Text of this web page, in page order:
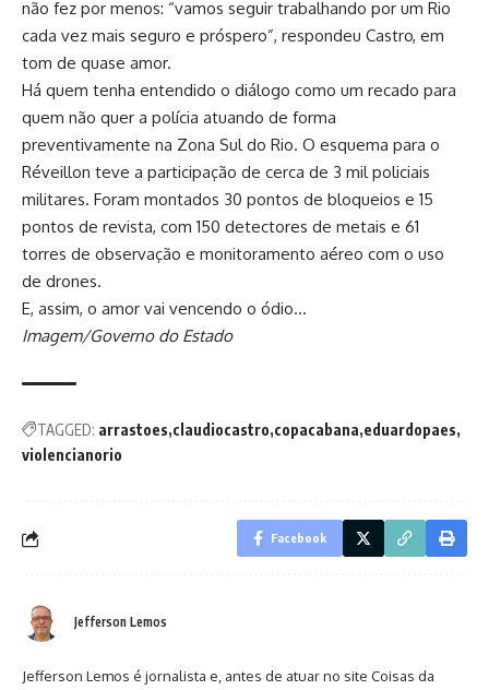
não fez por menos: “vamos seguir trabalhando por um Rio
cada vez mais seguro e próspero”, respondeu Castro, em
tom de quase amor.
Há quem tenha entendido o diálogo como um recado para
quem não quer a polícia atuando de forma
preventivamente na Zona Sul do Rio. O esquema para o
Réveillon teve a participação de cerca de 3 mil policiais
militares. Foram montados 30 pontos de bloqueios e 15
pontos de revista, com 150 detectores de metais e 61
torres de observação e monitoramento aéreo com o uso
de drones.
E, assim, o amor vai vencendo o ódio…
Imagem/Governo do Estado
TAGGED: arrastoes claudiocastro copacabana eduardopaes
violencianorio
Facebook
Jefferson Lemos
Jefferson Lemos é jornalista e, antes de atuar no site Coisas da